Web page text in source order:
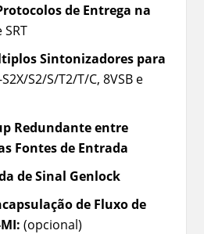
de Entrega na
SRT
Sintonizadores para
S2/S/T2/T/C, 8VSB e
Redundante entre
Fontes de Entrada
de Sinal Genlock
de Fluxo de
(opcional)